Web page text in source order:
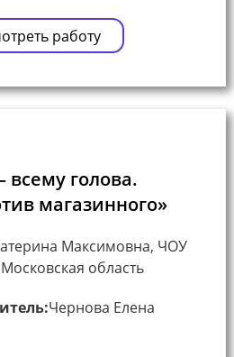
работу
всему голова.
магазинного»
Максимовна, ЧОУ
область
Чернова Елена